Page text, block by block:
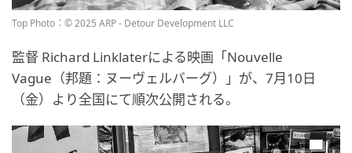
Top Photo：© 2025 ARP - Detour Development LLC
監督 Richard Linklaterによる映画「Nouvelle
Vague（邦題：ヌーヴェルバーグ）」が、7月10日
（金）より全国にて順次公開される。